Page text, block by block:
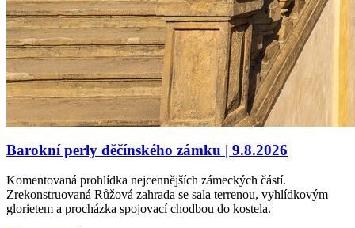
Barokní perly děčínského zámku | 9.8.2026
Komentovaná prohlídka nejcennějších zámeckých částí.
Zrekonstruovaná Růžová zahrada se sala terrenou, vyhlídkovým
glorietem a procházka spojovací chodbou do kostela.